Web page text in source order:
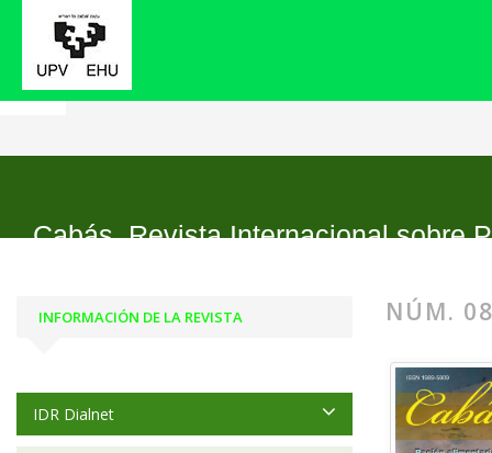
Cabás. Revista Internacional sobre
Inicio Archivos Núm. 08 (2012)
NÚM.
INFORMACIÓN DE LA REVISTA
IDR Dialnet